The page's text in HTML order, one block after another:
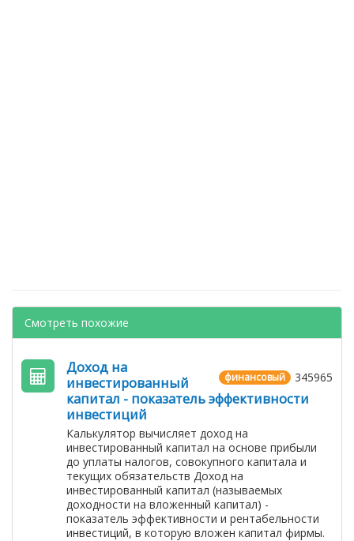
Смотреть похожие
345965
финансовый
Доход на
инвестированный
капитал - показатель эффективности
инвестиций
Калькулятор вычисляет доход на
инвестированный капитал на основе прибыли
до уплаты налогов, совокупного капитала и
текущих обязательств Доход на
инвестированный капитал (называемых
доходности на вложенный капитал) -
показатель эффективности и рентабельности
инвестиций, в которую вложен капитал фирмы.